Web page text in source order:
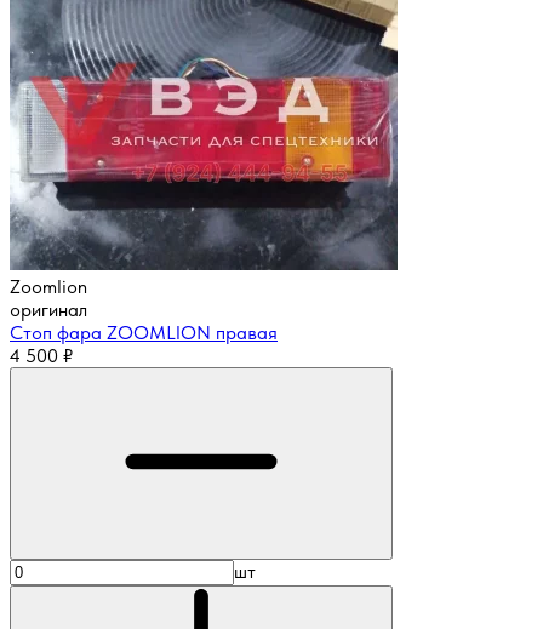
Zoomlion
оригинал
Стоп фара ZOOMLION правая
4 500 ₽
шт